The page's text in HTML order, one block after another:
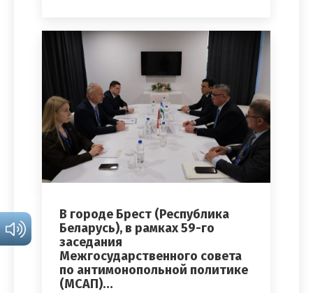
В городе Брест (Республика
Беларусь), в рамках 59-го
заседания
Межгосударственного совета
по антимонопольной политике
(МСАП)…